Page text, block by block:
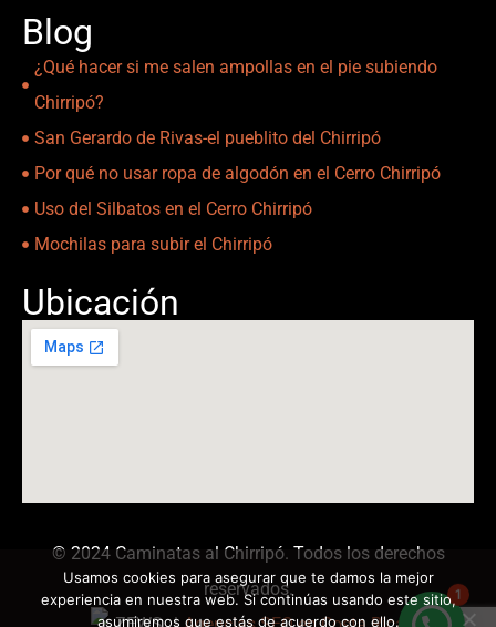
Blog
¿Qué hacer si me salen ampollas en el pie subiendo
Chirripó?
San Gerardo de Rivas-el pueblito del Chirripó
Por qué no usar ropa de algodón en el Cerro Chirripó
Uso del Silbatos en el Cerro Chirripó
Mochilas para subir el Chirripó
Ubicación
© 2024 Caminatas al Chirripó. Todos los derechos
reservados.
1
Usamos cookies para asegurar que te damos la mejor
experiencia en nuestra web. Si continúas usando este sitio,
asumiremos que estás de acuerdo con ello.